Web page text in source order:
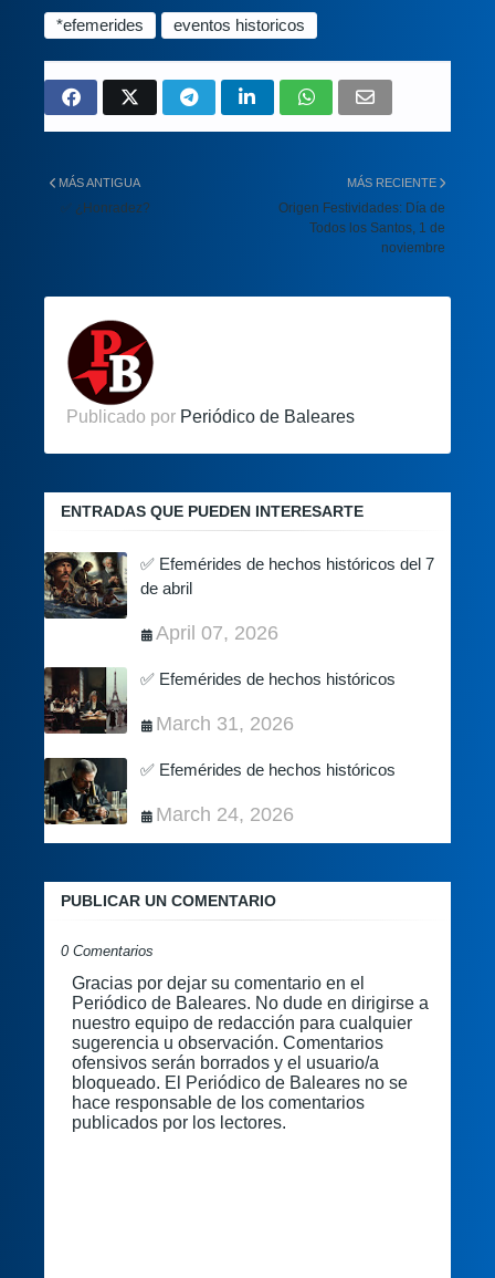
*efemerides eventos historicos
MÁS RECIENTE
Origen Festividades: Día de
Todos los Santos, 1 de
noviembre
MÁS ANTIGUA
✅ ¿Honradez?
Publicado por Periódico de Baleares
ENTRADAS QUE PUEDEN INTERESARTE
✅ Efemérides de hechos históricos del 7
de abril
April 07, 2026
✅ Efemérides de hechos históricos
March 31, 2026
✅ Efemérides de hechos históricos
March 24, 2026
PUBLICAR UN COMENTARIO
0 Comentarios
Gracias por dejar su comentario en el
Periódico de Baleares. No dude en dirigirse a
nuestro equipo de redacción para cualquier
sugerencia u observación. Comentarios
ofensivos serán borrados y el usuario/a
bloqueado. El Periódico de Baleares no se
hace responsable de los comentarios
publicados por los lectores.